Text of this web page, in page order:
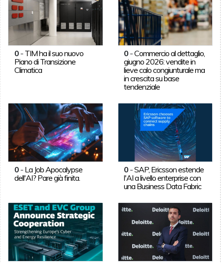
0- TIM ha il suo nuovo
Piano di Transizione
Climatica
0 -Commercio al dettaglio,
giugno 2026: vendite in
lieve calo congiunturale ma
in crescita su base
tendenziale
0- La Job Apocalypse
dell'AI? Pare già finita.
0 -SAP, Ericsson estende
l'AI a livello enterprise con
una Business Data Fabric